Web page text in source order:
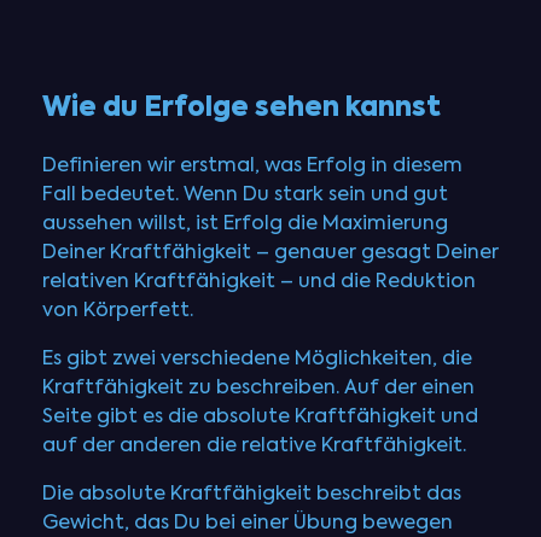
Wie du Erfolge sehen kannst
Definieren wir erstmal, was Erfolg in diesem
Fall bedeutet. Wenn Du stark sein und gut
aussehen willst, ist Erfolg die Maximierung
Deiner Kraftfähigkeit – genauer gesagt Deiner
relativen Kraftfähigkeit – und die Reduktion
von Körperfett.
Es gibt zwei verschiedene Möglichkeiten, die
Kraftfähigkeit zu beschreiben. Auf der einen
Seite gibt es die absolute Kraftfähigkeit und
auf der anderen die relative Kraftfähigkeit.
Die absolute Kraftfähigkeit beschreibt das
Gewicht, das Du bei einer Übung bewegen